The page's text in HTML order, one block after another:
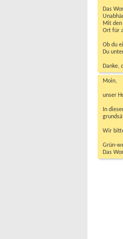
Das
Mit
Ort für
Ob du
Du
Danke,
Moin,
unser
In
Wir
Grün-
Das